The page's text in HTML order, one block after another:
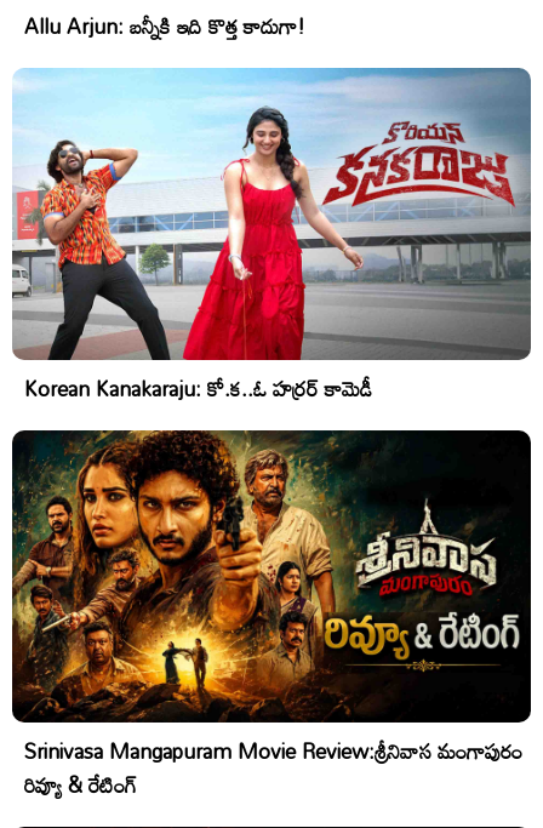
Allu Arjun: బన్నీకి ఇది కొత్త కాదుగా!
Korean Kanakaraju: కో.క..ఓ హర్రర్ కామెడీ
Srinivasa Mangapuram Movie Review:శ్రీనివాస మంగాపురం
రివ్యూ & రేటింగ్